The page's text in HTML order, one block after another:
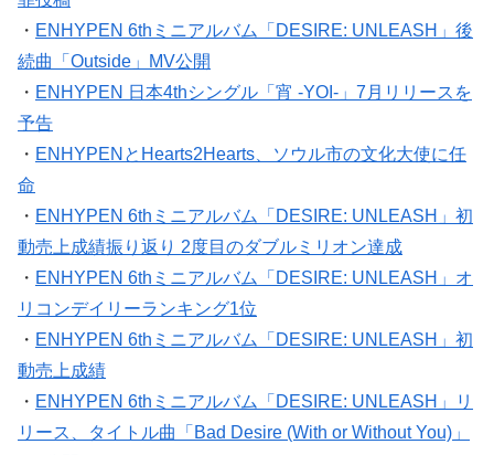
罪投稿
ENHYPEN 6thミニアルバム「DESIRE: UNLEASH」後
続曲「Outside」MV公開
ENHYPEN 日本4thシングル「宵 -YOI-」7月リリースを
予告
ENHYPENとHearts2Hearts、ソウル市の文化大使に任
命
ENHYPEN 6thミニアルバム「DESIRE: UNLEASH」初
動売上成績振り返り 2度目のダブルミリオン達成
ENHYPEN 6thミニアルバム「DESIRE: UNLEASH」オ
リコンデイリーランキング1位
ENHYPEN 6thミニアルバム「DESIRE: UNLEASH」初
動売上成績
ENHYPEN 6thミニアルバム「DESIRE: UNLEASH」リ
リース、タイトル曲「Bad Desire (With or Without You)」